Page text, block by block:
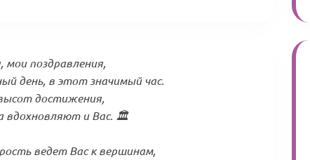
поздравления,
день, в этот значимый час.
достижения,
вдохновляют и Вас. 🏛️
ведет Вас к вершинам,